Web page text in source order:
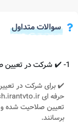
سوالات متداول
1- ✔️ شرکت در تعیین صلاحیت دفتر سنجش مهارت چگونه است؟
✔️ برای شرکت در
تعیین صلاحیت شده و
برسانند.